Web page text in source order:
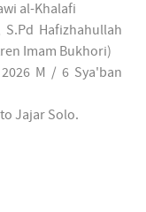
al-Khalafi
S.Pd Hafizhahullah
Imam Bukhori)
M / 6 Sya'ban
Jajar Solo.